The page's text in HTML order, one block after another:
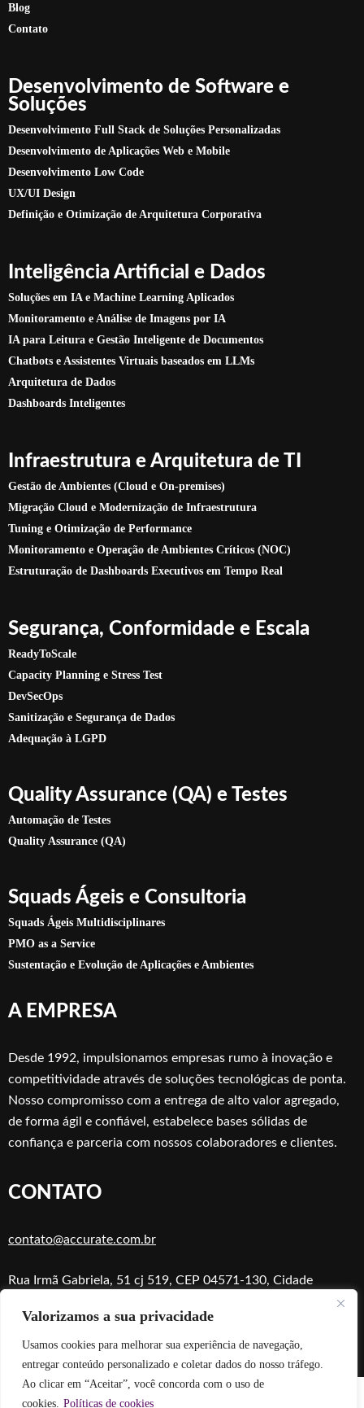
Valorizamos a sua privacidade
Usamos cookies para melhorar sua experiência de navegação,
entregar conteúdo personalizado e coletar dados do nosso tráfego.
Ao clicar em “Aceitar”, você concorda com o uso de
cookies. Políticas de cookies
Blog
Contato
Desenvolvimento de Software e
Soluções
Desenvolvimento Full Stack de Soluções Personalizadas
Desenvolvimento de Aplicações Web e Mobile
Desenvolvimento Low Code
UX/UI Design
Definição e Otimização de Arquitetura Corporativa
Inteligência Artificial e Dados
Soluções em IA e Machine Learning Aplicados
Monitoramento e Análise de Imagens por IA
IA para Leitura e Gestão Inteligente de Documentos
Chatbots e Assistentes Virtuais baseados em LLMs
Arquitetura de Dados
Dashboards Inteligentes
Infraestrutura e Arquitetura de TI
Gestão de Ambientes (Cloud e On-premises)
Migração Cloud e Modernização de Infraestrutura
Tuning e Otimização de Performance
Monitoramento e Operação de Ambientes Críticos (NOC)
Estruturação de Dashboards Executivos em Tempo Real
Segurança, Conformidade e Escala
ReadyToScale
Capacity Planning e Stress Test
DevSecOps
Sanitização e Segurança de Dados
Adequação à LGPD
Quality Assurance (QA) e Testes
Automação de Testes
Quality Assurance (QA)
Squads Ágeis e Consultoria
Squads Ágeis Multidisciplinares
PMO as a Service
Sustentação e Evolução de Aplicações e Ambientes
A EMPRESA
Desde 1992, impulsionamos empresas rumo à inovação e
competitividade através de soluções tecnológicas de ponta.
Nosso compromisso com a entrega de alto valor agregado,
de forma ágil e confiável, estabelece bases sólidas de
confiança e parceria com nossos colaboradores e clientes.
CONTATO
contato@accurate.com.br
Rua Irmã Gabriela, 51 cj 519, CEP 04571-130, Cidade